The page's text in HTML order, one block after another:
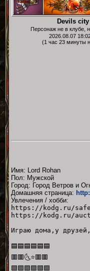
Devils city
Персонаж не в клубе,
2026.08.07
(1 час 23 минуты
Имя: Lord Rohan
Пол: Мужской
Город: Город Ветров и
Домашняя страница:
Увлечения / хобби:
https://kodg.ru/
https://kodg.ru/
Играю дома,у
🟦🟦🟦🟦🟦🟦
🟥🟥🌜⭐🟥🟥
🟩🟩🟩🟩🟩🟩